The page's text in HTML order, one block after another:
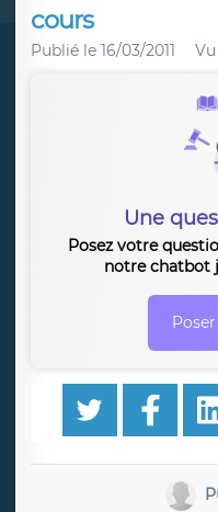
cours
Publié le 16/03/2011
Une
Posez votre
notre chatbot